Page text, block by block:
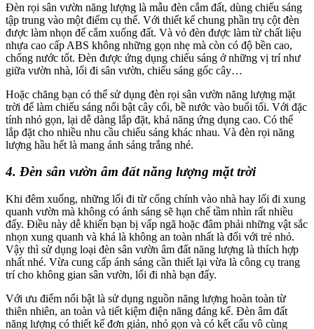
Đèn rọi sân vườn năng lượng là mẫu đèn cắm đất, dùng chiếu sáng
tập trung vào một điểm cụ thể. Với thiết kế chung phần trụ cột đèn
được làm nhọn để cắm xuống đất. Và vỏ đèn được làm từ chất liệu
nhựa cao cấp ABS không những gọn nhẹ mà còn có độ bền cao,
chống nước tốt. Đèn được ứng dụng chiếu sáng ở những vị trí như
giữa vườn nhà, lối đi sân vườn, chiếu sáng gốc cây…
Hoặc chăng bạn có thể sử dụng đèn rọi sân vườn năng lượng mặt
trời để làm chiếu sáng nổi bật cây cối, bề nước vào buổi tối. Với đặc
tính nhỏ gọn, lại dễ dàng lắp đặt, khả năng ứng dụng cao. Có thể
lắp đặt cho nhiều nhu cầu chiếu sáng khác nhau. Và đèn rọi năng
lượng hầu hết là mang ánh sáng trắng nhé.
4. Đèn sân vườn âm đất năng lượng mặt trời
Khi đêm xuống, những lối đi từ cổng chính vào nhà hay lối đi xung
quanh vườn mà không có ánh sáng sẽ hạn chế tầm nhìn rất nhiều
đấy. Điều này dễ khiến bạn bị vấp ngã hoặc đâm phải những vật sắc
nhọn xung quanh và khá là không an toàn nhất là đối với trẻ nhỏ.
Vậy thì sử dụng loại đèn sân vườn âm đất năng lượng là thích hợp
nhất nhé. Vừa cung cấp ánh sáng cần thiết lại vừa là công cụ trang
trí cho không gian sân vườn, lối đi nhà bạn đấy.
Với ưu điểm nổi bật là sử dụng nguồn năng lượng hoàn toàn từ
thiên nhiên, an toàn và tiết kiệm điện năng đáng kể. Đèn âm đất
năng lượng có thiết kế đơn giản, nhỏ gọn và có kết cấu vô cùng